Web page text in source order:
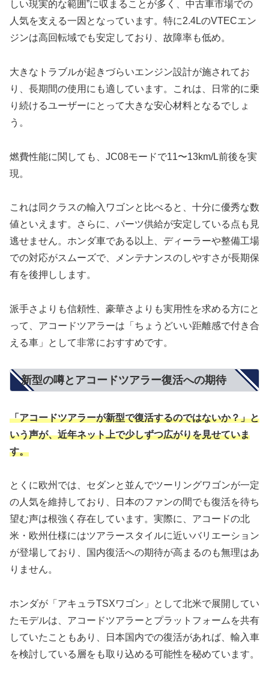
しい現実的な範囲”に収まることが多く、中古車市場での
人気を支える一因となっています。特に2.4LのVTECエン
ジンは高回転域でも安定しており、故障率も低め。
大きなトラブルが起きづらいエンジン設計が施されてお
り、長期間の使用にも適しています。これは、日常的に乗
り続けるユーザーにとって大きな安心材料となるでしょ
う。
燃費性能に関しても、JC08モードで11〜13km/L前後を実
現。
これは同クラスの輸入ワゴンと比べると、十分に優秀な数
値といえます。さらに、パーツ供給が安定している点も見
逃せません。ホンダ車である以上、ディーラーや整備工場
での対応がスムーズで、メンテナンスのしやすさが長期保
有を後押しします。
派手さよりも信頼性、豪華さよりも実用性を求める方にと
って、アコードツアラーは「ちょうどいい距離感で付き合
える車」として非常におすすめです。
新型の噂とアコードツアラー復活への期待
「アコードツアラーが新型で復活するのではないか？」と
いう声が、近年ネット上で少しずつ広がりを見せていま
す。
とくに欧州では、セダンと並んでツーリングワゴンが一定
の人気を維持しており、日本のファンの間でも復活を待ち
望む声は根強く存在しています。実際に、アコードの北
米・欧州仕様にはツアラースタイルに近いバリエーション
が登場しており、国内復活への期待が高まるのも無理はあ
りません。
ホンダが「アキュラTSXワゴン」として北米で展開してい
たモデルは、アコードツアラーとプラットフォームを共有
していたこともあり、日本国内での復活があれば、輸入車
を検討している層をも取り込める可能性を秘めています。